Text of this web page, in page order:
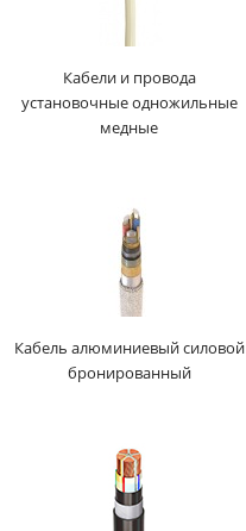
Кабели и провода
установочные одножильные
медные
Кабель алюминиевый силовой
бронированный